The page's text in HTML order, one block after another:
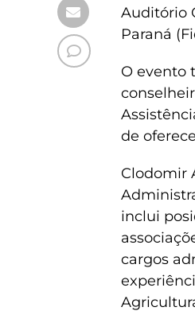
Auditório
Paraná
O evento
de
Clodomir
inclui
cargos